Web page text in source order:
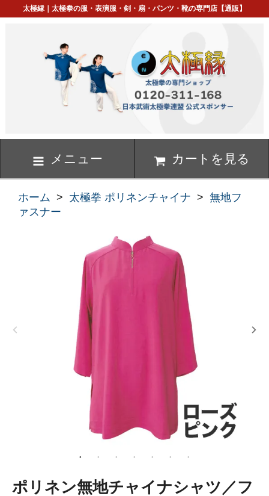
太極縁｜太極拳の服・表演服・剣・扇・パンツ・靴の専門店【通販】
メニュー カートを見る
ホーム > 太極拳 ポリネンチャイナ > 無地フ
ァスナー
ポリネン無地チャイナシャツ／フ